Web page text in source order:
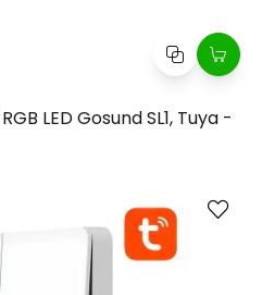
LED Gosund SL1, Tuya -